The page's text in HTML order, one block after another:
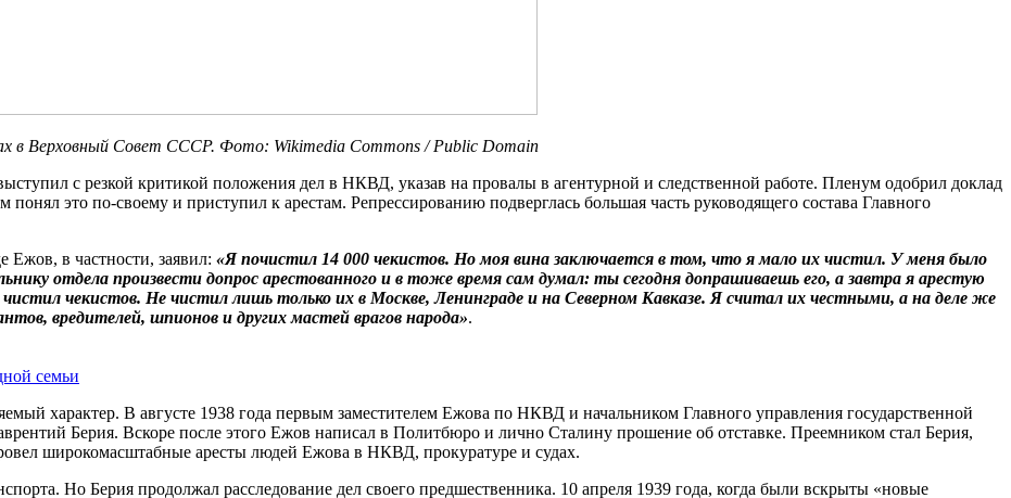
в Верховный Совет СССР. Фото: Wikimedia Commons / Public Domain
с резкой критикой положения дел в НКВД, указав на провалы в агентурной и следственной работе. Пленум одобрил доклад
это по-своему и приступил к арестам. Репрессированию подверглась большая часть руководящего состава Главного
Ежов, в частности, заявил: «Я почистил 14 000 чекистов. Но моя вина заключается в том, что я мало их чистил. У меня было
отдела произвести допрос арестованного и в тоже время сам думал: ты сегодня допрашиваешь его, а завтра я арестую
чекистов. Не чистил лишь только их в Москве, Ленинграде и на Северном Кавказе. Я считал их честными, а на деле же
вредителей, шпионов и других мастей врагов народа».
семьи
характер. В августе 1938 года первым заместителем Ежова по НКВД и начальником Главного управления государственной
Берия. Вскоре после этого Ежов написал в Политбюро и лично Сталину прошение об отставке. Преемником стал Берия,
широкомасштабные аресты людей Ежова в НКВД, прокуратуре и судах.
Но Берия продолжал расследование дел своего предшественника. 10 апреля 1939 года, когда были вскрыты «новые